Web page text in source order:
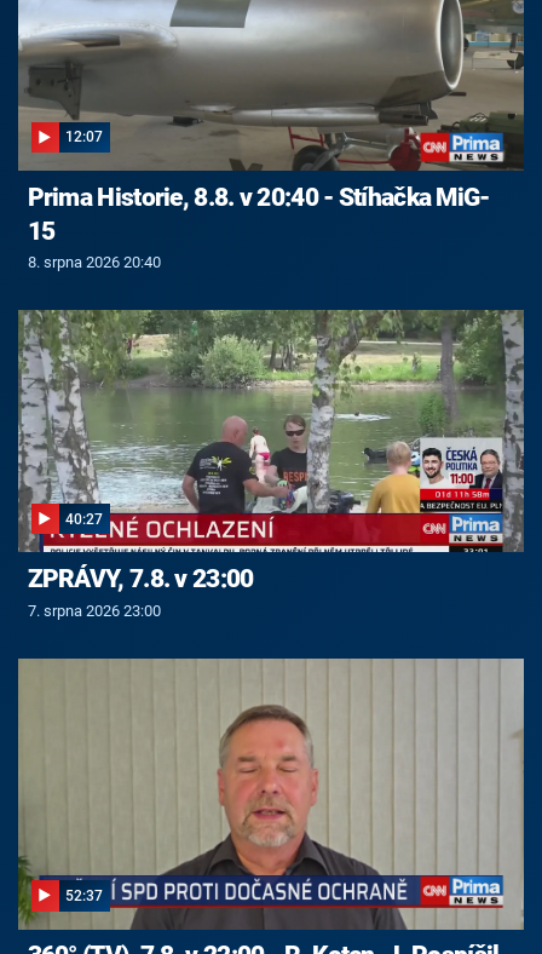
12:07
Prima Historie, 8.8. v 20:40 - Stíhačka MiG-
15
8. srpna 2026 20:40
40:27
ZPRÁVY, 7.8. v 23:00
7. srpna 2026 23:00
52:37